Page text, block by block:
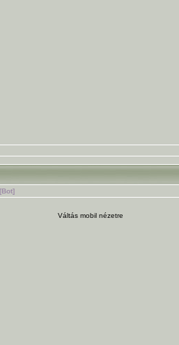
Váltás mobil nézetre